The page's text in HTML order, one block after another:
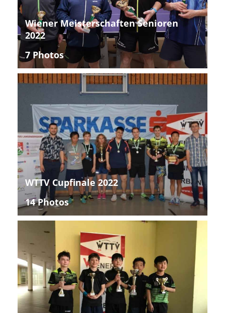
Wiener Meisterschaften Senioren
2022
7 Photos
WTTV Cupfinale 2022
14 Photos